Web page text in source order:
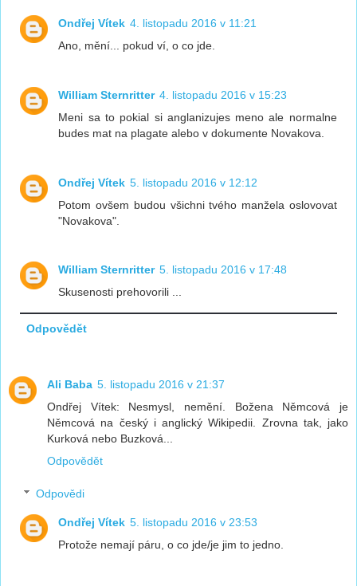
Ondřej Vítek 4. listopadu 2016 v 11:21
Ano, mění... pokud ví, o co jde.
William Sternritter 4. listopadu 2016 v 15:23
Meni sa to pokial si anglanizujes meno ale normalne
budes mat na plagate alebo v dokumente Novakova.
Ondřej Vítek 5. listopadu 2016 v 12:12
Potom ovšem budou všichni tvého manžela oslovovat
"Novakova".
William Sternritter 5. listopadu 2016 v 17:48
Skusenosti prehovorili ...
Odpovědět
Ali Baba 5. listopadu 2016 v 21:37
Ondřej Vítek: Nesmysl, nemění. Božena Němcová je
Němcová na český i anglický Wikipedii. Zrovna tak, jako
Kurková nebo Buzková...
Odpovědět
Odpovědi
Ondřej Vítek 5. listopadu 2016 v 23:53
Protože nemají páru, o co jde/je jim to jedno.